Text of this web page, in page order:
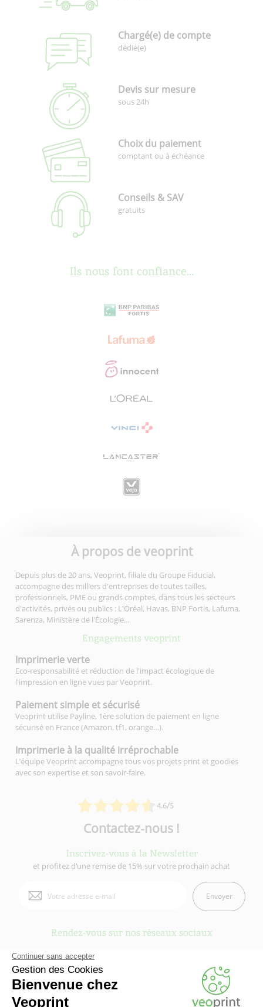
Chargé(e) de compte
dédié(e)
Devis sur mesure
sous 24h
Choix du paiement
comptant ou à échéance
Conseils & SAV
gratuits
Ils nous font confiance...
À propos de veoprint
Depuis plus de 20 ans, Veoprint, filiale du Groupe Fiducial,
accompagne des milliers d'entreprises de toutes tailles,
professionnels, PME ou grands comptes, dans tous les secteurs
d'activités, privés ou publics : L'Oréal, Havas, BNP Fortis, Lafuma,
Sarenza, Ministère de l'Écologie…
Engagements veoprint
4.6/5
Imprimerieverte
Eco-responsabilité et réduction de l'impact écologique de
l'impression en ligne vues par Veoprint.
Paiement simple et sécurisé
Veoprint utilise Payline, 1ère solution de paiement en ligne
sécurisé en France (Amazon, tf1, orange…).
Imprimerie à la qualité irréprochable
L’équipe Veoprint accompagne tous vos projets print et goodies
avec son expertise et son savoir-faire.
Contactez-nous !
Inscrivez-vous à la Newsletter
et profitez d’une remise de 15% sur votre prochain achat
Envoyer
Rendez-vous sur nos réseaux sociaux
Veoprint est une marque duGroupe Fiducial
- © 2006-2026 Veoprint | Tous